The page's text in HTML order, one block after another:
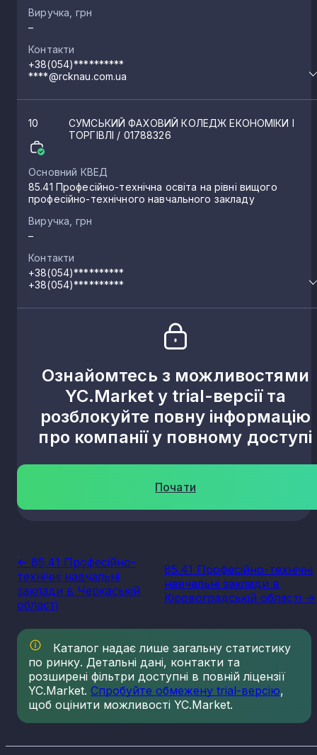
Виручка, грн
–
Контакти
+38(054)**********
****@rcknau.com.ua
10
СУМСЬКИЙ ФАХОВИЙ КОЛЕДЖ ЕКОНОМІКИ І
ТОРГІВЛІ / 01788326
Основний КВЕД
85.41 Професійно-технічна освіта на рівні вищого
професійно-технічного навчального закладу
Виручка, грн
–
Контакти
+38(054)**********
+38(054)**********
Ознайомтесь з можливостями
YC.Market у trial-версії та
розблокуйте повну інформацію
про компанії у повному доступі
Почати
<- 85.41 Професійно-
технічні навчальні
заклади в Черкаській
області
85.41 Професійно-технічні
навчальні заклади в
Кіровоградській області ->
Каталог надає лише загальну статистику
по ринку. Детальні дані, контакти та
розширені фільтри доступні в повній ліцензії
YC.Market. Спробуйте обмежену trial-версію,
щоб оцінити можливості YC.Market.